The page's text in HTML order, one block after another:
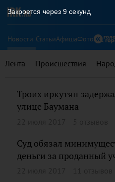
Новости СтатьиАфишаФото
Лента Происшествия
Троих иркутян
улице Баумана
Суд обязал
деньги за проданный
Закроется через 9 секунд